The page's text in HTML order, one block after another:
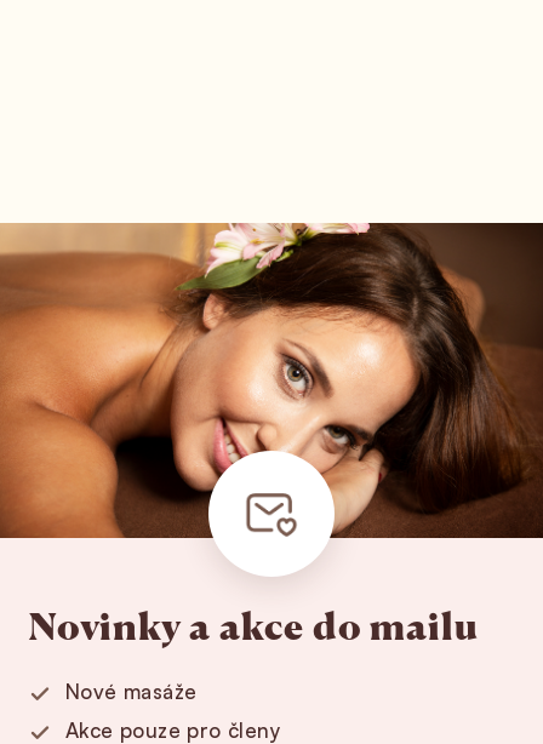
Novinky a akce do mailu
Nové masáže
Akce pouze pro členy